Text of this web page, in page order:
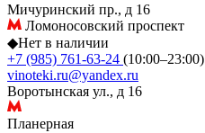
Мичуринский пр., д 16
Ломоносовский проспект
◆Нет в наличии
+7 (985) 761-63-24 (10:00–23:00)
vinoteki.ru@yandex.ru
Воротынская ул., д 16
Планерная